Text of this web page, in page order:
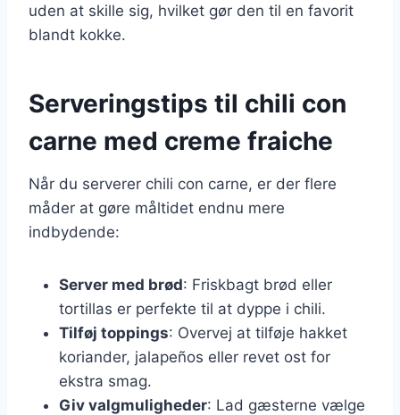
uden at skille sig, hvilket gør den til en favorit
blandt kokke.
Serveringstips til chili con
carne med creme fraiche
Når du serverer chili con carne, er der flere
måder at gøre måltidet endnu mere
indbydende:
Server med brød: Friskbagt brød eller
tortillas er perfekte til at dyppe i chili.
Tilføj toppings: Overvej at tilføje hakket
koriander, jalapeños eller revet ost for
ekstra smag.
Giv valgmuligheder: Lad gæsterne vælge